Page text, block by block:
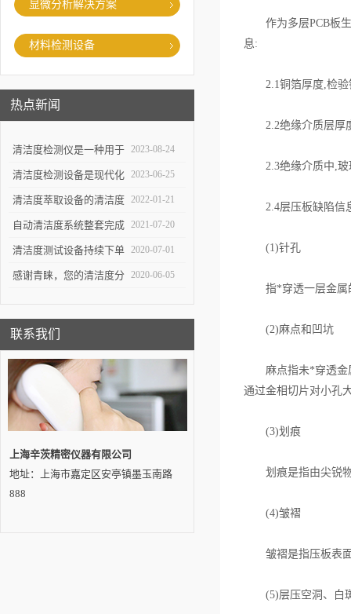
显微分析解决方案
材料检测设备
热点新闻
清洁度检测仪是一种用于
评估物体表面清洁程度的
重要工具
2023-08-24
清洁度检测设备是现代化
生产中*一环
2023-06-25
清洁度萃取设备的清洁度
测试对于不同系统的组件
有不同的意义
2022-01-21
自动清洁度系统整套完成
交付——吉林客户
2021-07-20
清洁度测试设备持续下单 2020-07-01
感谢青睐，您的清洁度分 2020-06-05
联系我们
上海辛茨精密仪器有限公司
地址：上海市嘉定区安亭镇墨玉南路
888
作为多层PCB板生
息:
2.1铜箔厚度,检验
2.2绝缘介质层厚
2.3绝缘介质中,玻
2.4层压板缺陷信
(1)针孔
指*穿透一层金属的
(2)麻点和凹坑
麻点指未*穿透金属
通过金相切片对小孔
(3)划痕
划痕是指由尖锐物
(4)皱褶
皱褶是指压板表面
(5)层压空洞、白